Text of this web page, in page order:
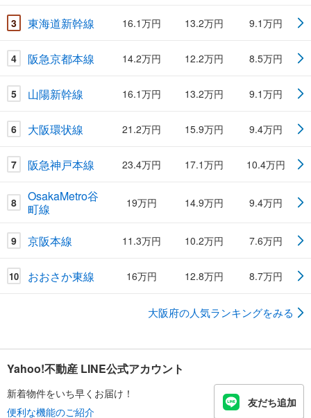
3 東海道新幹線 16.1万円 13.2万円 9.1万円
4 阪急京都本線 14.2万円 12.2万円 8.5万円
5 山陽新幹線 16.1万円 13.2万円 9.1万円
6 大阪環状線 21.2万円 15.9万円 9.4万円
7 阪急神戸本線 23.4万円 17.1万円 10.4万円
8
OsakaMetro谷
町線
19万円 14.9万円 9.4万円
9 京阪本線 11.3万円 10.2万円 7.6万円
10 おおさか東線 16万円 12.8万円 8.7万円
大阪府の人気ランキングをみる
Yahoo!不動産 LINE公式アカウント
新着物件をいち早くお届け！
便利な機能のご紹介
友だち追加